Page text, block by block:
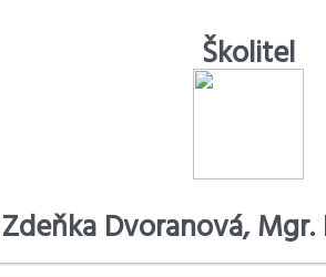
Školitel
Dvoranová,